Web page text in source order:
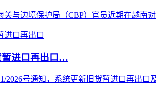
关与边境保护局（CBP）官员近期在越南
暂进口再出口…
2026号通知，系统更新旧货暂进口再出